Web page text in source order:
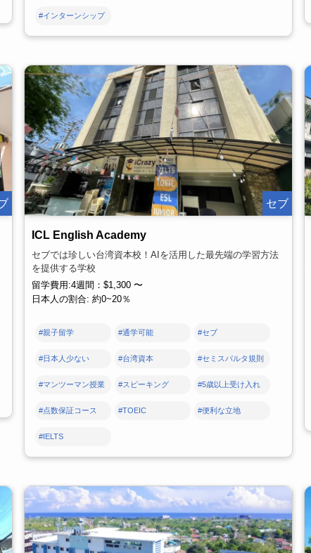
#インターンシップ
セブ
ICL English Academy
セブでは珍しい台湾資本校！AIを活用した最先端の学習方法
を提供する学校
留学費用:4週間：$1,300 〜
日本人の割合: 約0~20％
#親子留学 #通学可能 #セブ
#日本人少ない #台湾資本 #セミスパルタ規則
#マンツーマン授業 #スピーキング #5歳以上受け入れ
#点数保証コース #TOEIC #便利な立地
#IELTS